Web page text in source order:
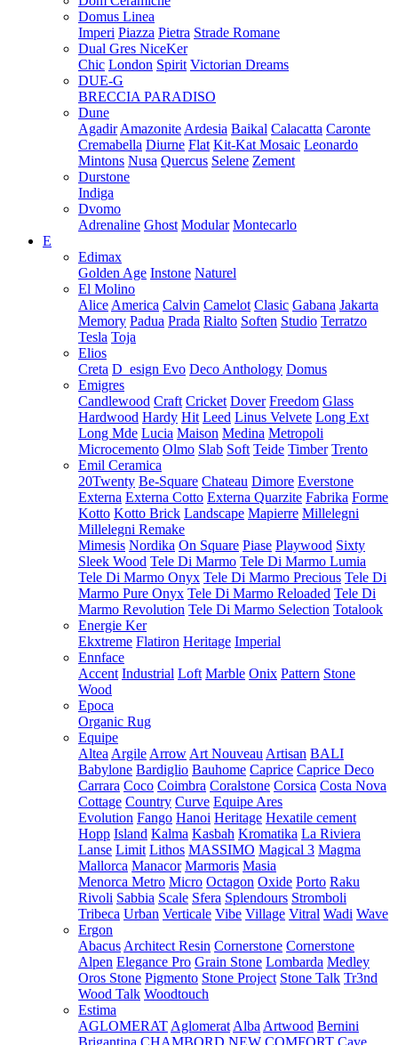
Domus Linea
Imperi Piazza Pietra Strade Romane
Dual Gres NiceKer
Chic London Spirit Victorian Dreams
DUE-G
BRECCIA PARADISO
Dune
Agadir Amazonite Ardesia Baikal Calacatta Caronte
Cremabella Diurne Flat Kit-Kat Mosaic Leonardo
Mintons Nusa Quercus Selene Zement
Durstone
Indiga
Dvomo
Adrenaline Ghost Modular Montecarlo
E
Edimax
Golden Age Instone Naturel
El Molino
Alice America Calvin Camelot Clasic Gabana Jakarta
Memory Padua Prada Rialto Soften Studio Terratzo
Tesla Toja
Elios
Creta D_esign Evo Deco Anthology Domus
Emigres
Candlewood Craft Cricket Dover Freedom Glass
Hardwood Hardy Hit Leed Linus Velvete Long Ext
Long Mde Lucia Maison Medina Metropoli
Microcemento Olmo Slab Soft Teide Timber Trento
Emil Ceramica
20Twenty Be-Square Chateau Dimore Everstone
Externa Externa Cotto Externa Quarzite Fabrika Forme
Kotto Kotto Brick Landscape Mapierre Millelegni
Millelegni Remake
Mimesis Nordika On Square Piase Playwood Sixty
Sleek Wood Tele Di Marmo Tele Di Marmo Lumia
Tele Di Marmo Onyx Tele Di Marmo Precious Tele Di
Marmo Pure Onyx Tele Di Marmo Reloaded Tele Di
Marmo Revolution Tele Di Marmo Selection Totalook
Energie Ker
Ekxtreme Flatiron Heritage Imperial
Ennface
Accent Industrial Loft Marble Onix Pattern Stone
Wood
Epoca
Organic Rug
Equipe
Altea Argile Arrow Art Nouveau Artisan BALI
Babylone Bardiglio Bauhome Caprice Caprice Deco
Carrara Coco Coimbra Coralstone Corsica Costa Nova
Cottage Country Curve Equipe Ares
Evolution Fango Hanoi Heritage Hexatile cement
Hopp Island Kalma Kasbah Kromatika La Riviera
Lanse Limit Lithos MASSIMO Magical 3 Magma
Mallorca Manacor Marmoris Masia
Menorca Metro Micro Octagon Oxide Porto Raku
Rivoli Sabbia Scale Sfera Splendours Stromboli
Tribeca Urban Verticale Vibe Village Vitral Wadi Wave
Ergon
Abacus Architect Resin Cornerstone Cornerstone
Alpen Elegance Pro Grain Stone Lombarda Medley
Oros Stone Pigmento Stone Project Stone Talk Tr3nd
Wood Talk Woodtouch
Estima
AGLOMERAT Aglomerat Alba Artwood Bernini